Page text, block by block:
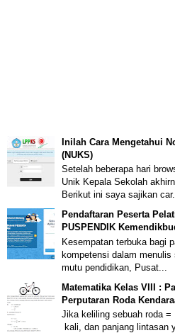
Inilah Cara Mengetahui
(NUKS)
Setelah beberapa hari
Unik Kepala Sekolah
Berikut ini saya sajikan
Pendaftaran Peserta
PUSPENDIK
Kesempatan terbuka bagi
kompetensi dalam
mutu pendidikan, Pusat...
Matematika Kelas VIII :
Perputaran Roda
Jika keliling sebuah roda
kali, dan panjang lintasan